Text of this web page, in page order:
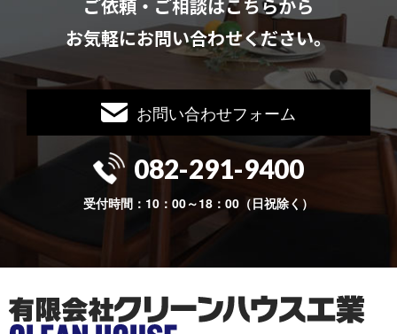
ご依頼・ご相談はこちらから
お気軽にお問い合わせください。
お問い合わせフォーム
082-291-9400
受付時間：10：00～18：00（日祝除く）